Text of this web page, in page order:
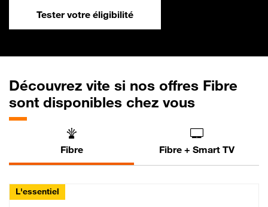
Tester votre éligibilité
Découvrez vite si nos offres Fibre
sont disponibles chez vous
Fibre Fibre + Smart TV
L'essentiel